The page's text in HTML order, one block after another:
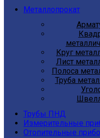
Металлопрокат
Круг
Лист
Полоса
Труба
Трубы ПНД
Измерительные
Отопительные